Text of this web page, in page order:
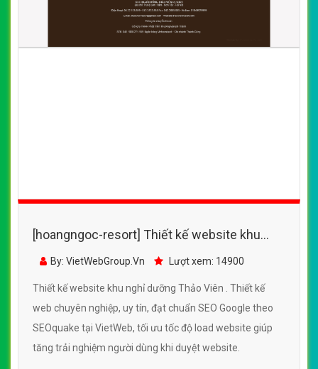
[hoangngoc-resort] Thiết kế website khu
nghỉ dưỡng Thảo Viên đẹp SEO nhanh hiệu
By: VietWebGroup.Vn Lượt xem: 14900
Thiết kế website khu nghỉ dưỡng Thảo Viên . Thiết kế
web chuyên nghiệp, uy tín, đạt chuẩn SEO Google theo
SEOquake tại VietWeb, tối ưu tốc độ load website giúp
tăng trải nghiệm người dùng khi duyệt website.